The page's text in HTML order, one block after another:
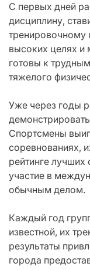
С первых дней
дисциплину,
тренировочному
высоких целях
готовы к
тяжелого
Уже через годы
Спортсмены
соревнованиях,
рейтинге
участие в
обычным делом.
Каждый год
известной, их
результаты
города